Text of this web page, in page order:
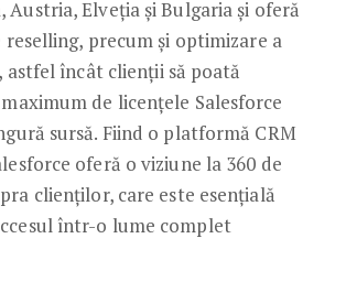
Austria, Elveția și Bulgaria și oferă
reselling, precum și optimizare a
astfel încât clienții să poată
de licențele Salesforce
sursă. Fiind o platformă CRM
oferă o viziune la 360 de
clienților, care este esențială
într-o lume complet